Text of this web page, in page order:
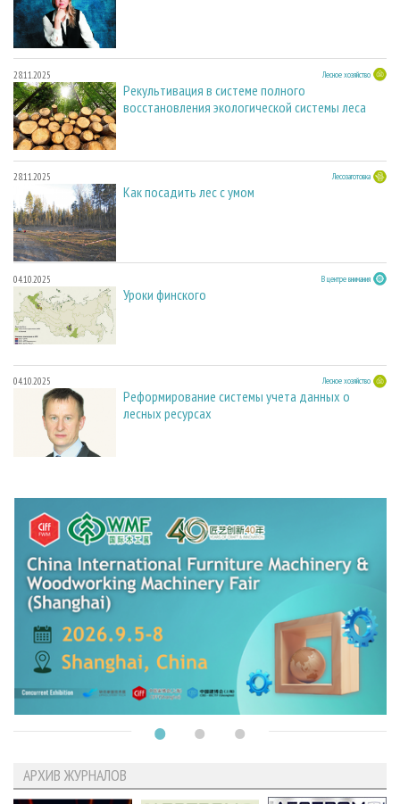
28.11.2025 Лесное хозяйство
Рекультивация в системе полного
восстановления экологической системы леса
28.11.2025 Лесозаготовка
Как посадить лес с умом
04.10.2025 В центре внимания
Уроки финского
04.10.2025 Лесное хозяйство
Реформирование системы учета данных о
лесных ресурсах
АРХИВ ЖУРНАЛОВ